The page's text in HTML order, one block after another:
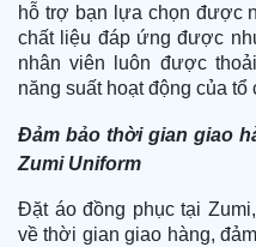
hỗ trợ bạn lựa chọn được
chất liệu đáp ứng được
nhân viên luôn được
năng suất hoạt động của tổ
Đảm bảo thời gian giao
Zumi Uniform
Đặt áo đồng phục tại
về thời gian giao hàng,